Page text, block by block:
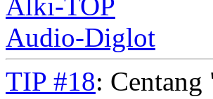
Alki-TOP
Audio-Diglot
TIP #18: